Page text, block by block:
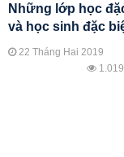
Những lớp học
và học sinh đặc
22 Tháng Hai 2019